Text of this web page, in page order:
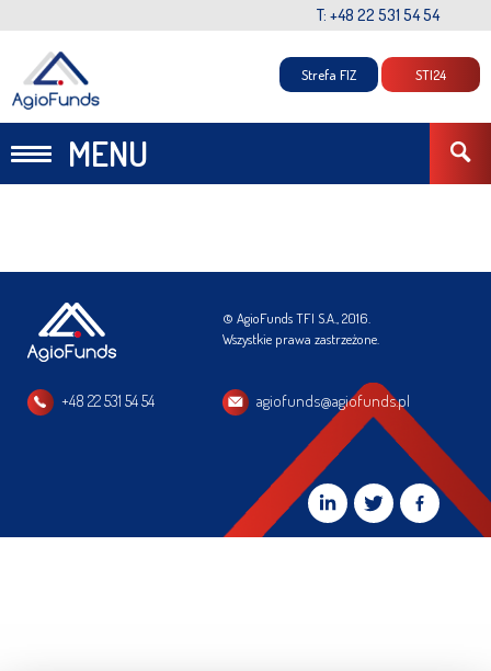
T: +48 22 531 54 54
MENU
Strefa FIZ STI24
© AgioFunds TFI S.A., 2016.
Wszystkie prawa zastrzeżone.
+48 22 531 54 54 agiofunds@agiofunds.pl